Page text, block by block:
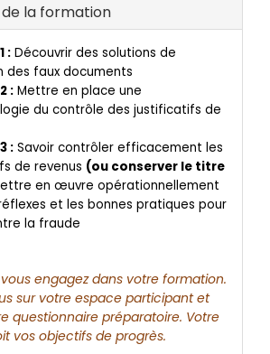
la formation
: Découvrir des solutions de
des faux documents
: Mettre en place une
du contrôle des justificatifs de
: Savoir contrôler efficacement les
de revenus (ou conserver le titre
en œuvre opérationnellement
et les bonnes pratiques pour
la fraude
engagez dans votre formation.
sur votre espace participant et
questionnaire préparatoire. Votre
vos objectifs de progrès.